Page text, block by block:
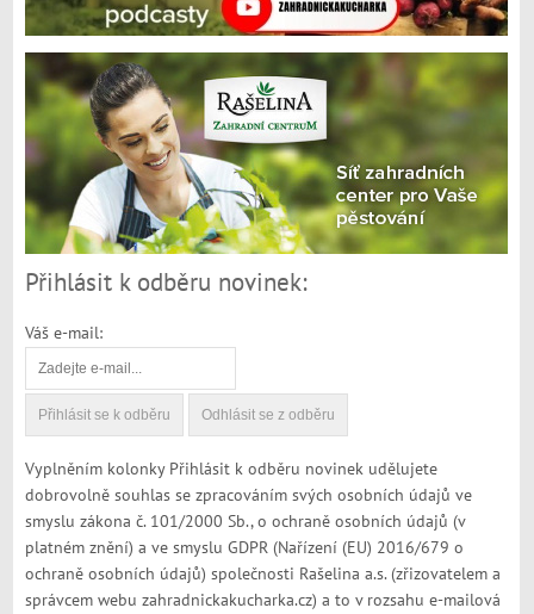
Přihlásit k odběru novinek:
Váš e-mail:
Vyplněním kolonky Přihlásit k odběru novinek udělujete
dobrovolně souhlas se zpracováním svých osobních údajů ve
smyslu zákona č. 101/2000 Sb., o ochraně osobních údajů (v
platném znění) a ve smyslu GDPR (Nařízení (EU) 2016/679 o
ochraně osobních údajů) společnosti Rašelina a.s. (zřizovatelem a
správcem webu zahradnickakucharka.cz) a to v rozsahu e-mailová